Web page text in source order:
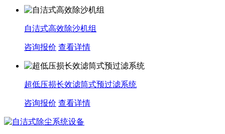
自洁式高效除沙机组
咨询报价 查看详情
超低压损长效滤筒式预过滤系统
咨询报价 查看详情